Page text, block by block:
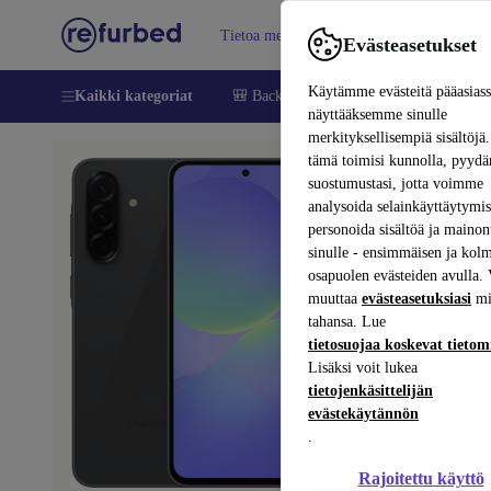
Evästeasetukset
Käytämme evästeitä
näyttääksemme sinulle
merkityksellisempiä
tämä toimisi kunnolla,
suostumustasi, jotta voimme
analysoida
personoida sisältöä ja
sinulle - ensimmäisen ja
osapuolen evästeiden avulla.
muuttaa evästeasetuksiasi
tahansa. Lue
tietosuojaa koskevat
Lisäksi voit lukea
tietojenkäsittelijän
evästekäytännön
.
Rajoitettu käyttö
Tietoa meistä Myy Apua
Kaikki kategoriat 🎒 Back to school Matkapuhelimet ja
Vaiheet 1/4
Tarkista,
Etukamera ja
Kaiuttimet ja